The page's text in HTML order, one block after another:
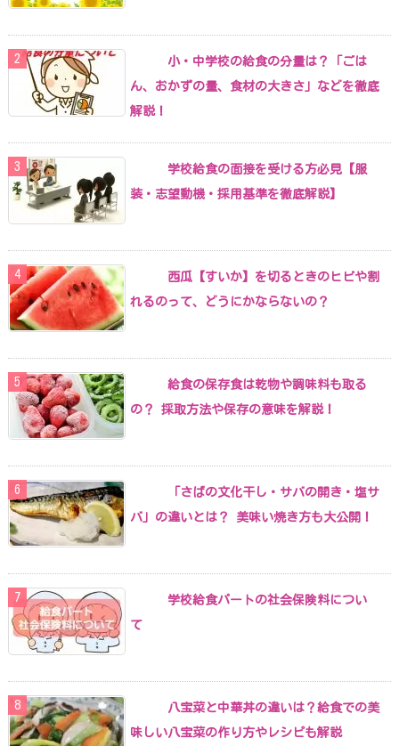
小・中学校の給食の分量は？「ごは
ん、おかずの量、食材の大きさ」などを徹底
解説！
学校給食の面接を受ける方必見【服
装・志望動機・採用基準を徹底解説】
西瓜【すいか】を切るときのヒビや割
れるのって、どうにかならないの？
給食の保存食は乾物や調味料も取る
の？ 採取方法や保存の意味を解説！
「さばの文化干し・サバの開き・塩サ
バ」の違いとは？ 美味い焼き方も大公開！
学校給食パートの社会保険料につい
て
八宝菜と中華丼の違いは？給食での美
味しい八宝菜の作り方やレシピも解説